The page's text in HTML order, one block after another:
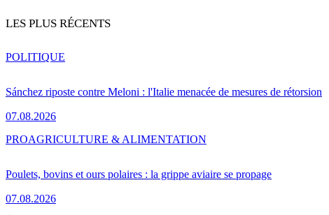
LES PLUS RÉCENTS
Sánchez riposte contre Meloni : l'Italie menacée de mesures de rétorsion
07.08.2026
POLITIQUE
Poulets, bovins et ours polaires : la grippe aviaire se propage
07.08.2026
PROAGRICULTURE & ALIMENTATION